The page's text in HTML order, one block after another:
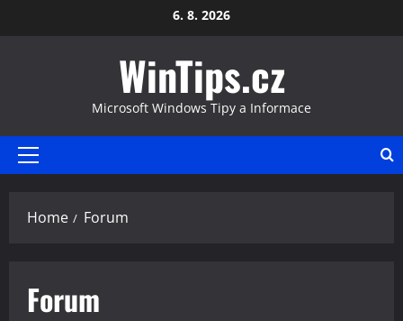
to
6. 8. 2026
WinTips.cz
Microsoft Windows Tipy a Informace
Primary
Home Forum
Forum